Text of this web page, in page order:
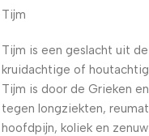
Tijm
Tijm is een geslacht uit
kruidachtige of
Tijm is door de Grieken
tegen longziekten,
hoofdpijn, koliek en